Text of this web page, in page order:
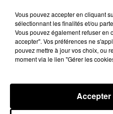
Ariana
sa
Rim’K
Vous pouvez accepter en cliquant
sélectionnant les finalités et/ou
Vous pouvez également refuser en
accepter". Vos préférences ne
pouvez mettre à jour vos choix, ou
moment via le lien "Gérer les
Accepter